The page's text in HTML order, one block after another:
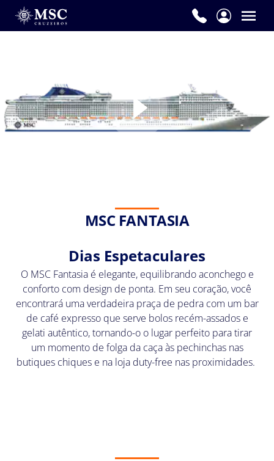
MSC FANTASIA
Dias Espetaculares
O MSC Fantasia é elegante, equilibrando aconchego e
conforto com design de ponta. Em seu coração, você
encontrará uma verdadeira praça de pedra com um bar
de café expresso que serve bolos recém-assados e
gelati autêntico, tornando-o o lugar perfeito para tirar
um momento de folga da caça às pechinchas nas
butiques chiques e na loja duty-free nas proximidades.